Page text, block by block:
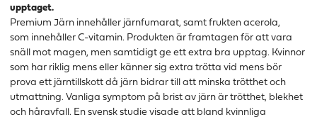
upptaget.
Premium Järn innehåller järnfumarat, samt frukten acerola,
som innehåller C-vitamin. Produkten är framtagen för att vara
snäll mot magen, men samtidigt ge ett extra bra upptag. Kvinnor
som har riklig mens eller känner sig extra trötta vid mens bör
prova ett järntillskott då järn bidrar till att minska trötthet och
utmattning. Vanliga symptom på brist av järn är trötthet, blekhet
och håravfall. En svensk studie visade att bland kvinnliga